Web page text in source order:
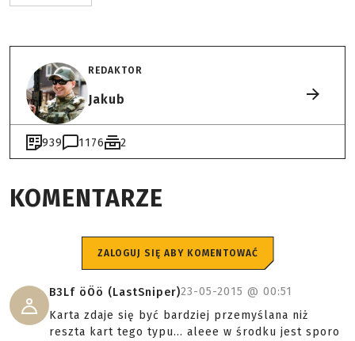
REDAKTOR
Jakub
939 1176 2
KOMENTARZE
ZALOGUJ SIĘ ABY KOMENTOWAĆ
B3Lf öÖö (LastSniper)23-05-2015 @ 00:51
Karta zdaje się być bardziej przemyślana niż
reszta kart tego typu... aleee w środku jest sporo